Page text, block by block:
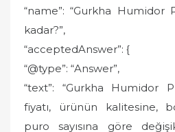
“name”: “Gurkha
kadar?”,
“acceptedAnswer”: {
“@type”: “Answer”,
“text”: “Gurkha Humidor
fiyatı, ürünün kalitesine,
puro sayısına göre